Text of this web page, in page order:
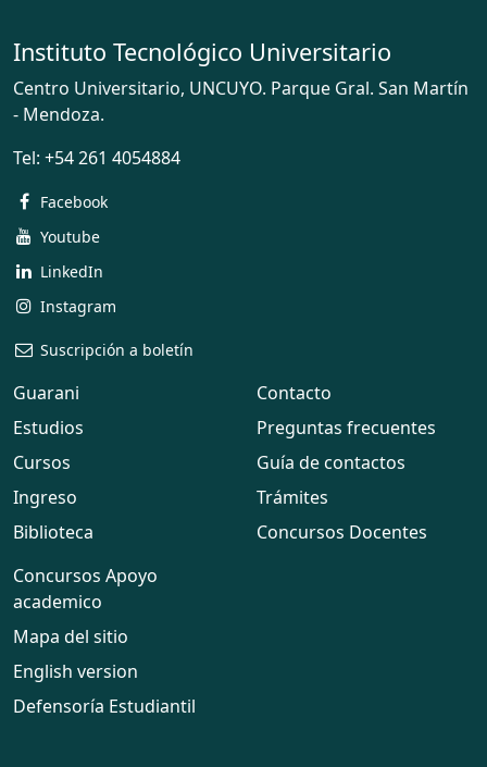
Instituto Tecnológico Universitario
Centro Universitario, UNCUYO. Parque Gral. San Martín
- Mendoza.
Tel: +54 261 4054884
Facebook
Youtube
LinkedIn
Instagram
Suscripción a boletín
Guarani
Estudios
Cursos
Ingreso
Biblioteca
Contacto
Preguntas frecuentes
Guía de contactos
Trámites
Concursos Docentes
Concursos Apoyo
academico
Mapa del sitio
English version
Defensoría Estudiantil